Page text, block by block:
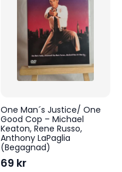
One Man´s Justice/ One
Good Cop – Michael
Keaton, Rene Russo,
Anthony LaPaglia
(Begagnad)
69 kr